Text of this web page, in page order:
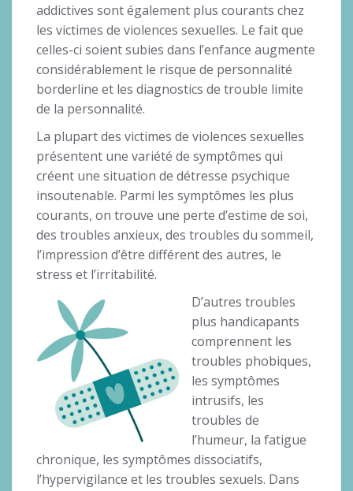
addictives sont également plus courants chez
les victimes de violences sexuelles. Le fait que
celles-ci soient subies dans l’enfance augmente
considérablement le risque de personnalité
borderline et les diagnostics de trouble limite
de la personnalité.
La plupart des victimes de violences sexuelles
présentent une variété de symptômes qui
créent une situation de détresse psychique
insoutenable. Parmi les symptômes les plus
courants, on trouve une perte d’estime de soi,
des troubles anxieux, des troubles du sommeil,
l’impression d’être différent des autres, le
stress et l’irritabilité.
D’autres troubles
plus handicapants
comprennent les
troubles phobiques,
les symptômes
intrusifs, les
troubles de
l’humeur, la fatigue
chronique, les symptômes dissociatifs,
l’hypervigilance et les troubles sexuels. Dans